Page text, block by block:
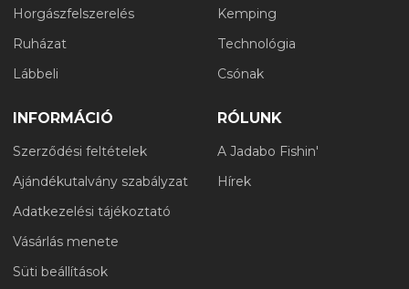
Horgászfelszerelés
Ruházat
Lábbeli
Kemping
Technológia
Csónak
INFORMÁCIÓ
Szerződési feltételek
Ajándékutalvány szabályzat
Adatkezelési tájékoztató
Vásárlás menete
Süti beállítások
RÓLUNK
A Jadabo Fishin'
Hírek